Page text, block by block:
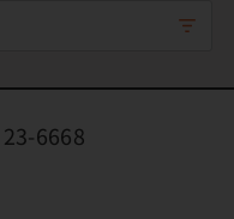
23-6668